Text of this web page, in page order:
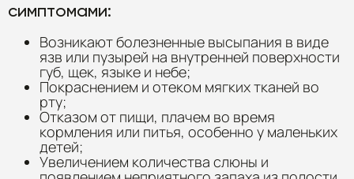
симптомами:
Возникают болезненные высыпания в виде
язв или пузырей на внутренней поверхности
губ, щек, языке и небе;
Покраснением и отеком мягких тканей во
рту;
Отказом от пищи, плачем во время
кормления или питья, особенно у маленьких
детей;
Увеличением количества слюны и